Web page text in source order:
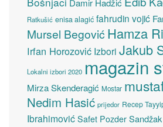
Damir Hadžić
Ratkušić enisa alagić fahrudin vojić
Mursel Begović Hamza
Irfan Horozović Izbori Jakub
Lokalni izbori 2020 magazin
Mirza Skenderagić Mostar
Nedim Hasić prijedor Recep
Ibrahimović Safet Pozder Sandžak